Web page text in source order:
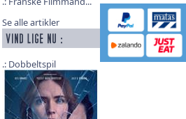
Se alle artikler
Dobbeltspil